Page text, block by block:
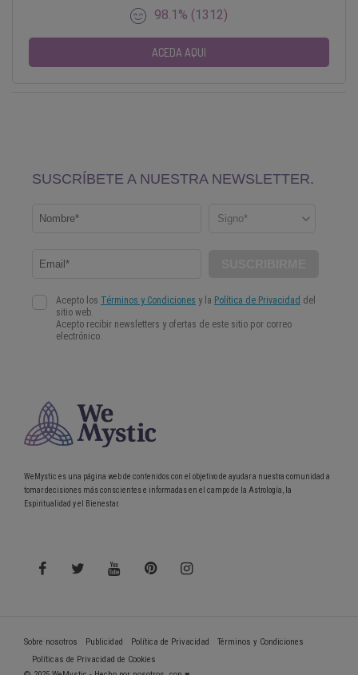
98.1% (1312)
ACEDA AQUI
WeMystic es una página web de contenidos con el objetivo de ayudar a nuestra comunidad a
tomar decisiones más conscientes e informadas en el campo de la Astrología, la
Espiritualidad y el Bienestar.
Sobre nosotros Publicidad Política de Privacidad
Términos y Condiciones
Políticas de Privacidad de Cookies